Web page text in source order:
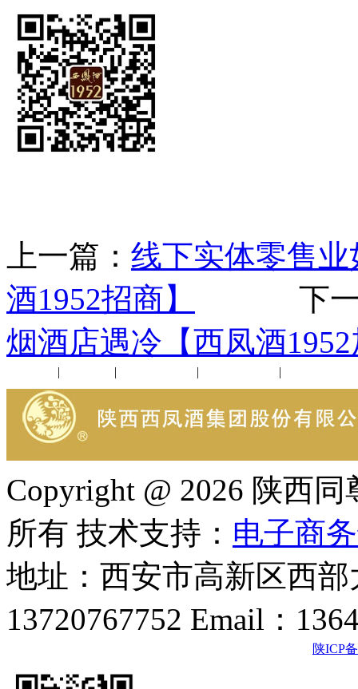
上一篇： 线下实体零售
酒1952招商】
下一
烟酒店遇冷【西凤酒
| | | |
Copyright @ 2026 陕西
所有 技术支持： 电子商
地址：西安市高新区西
13720767752 Email：
陕ICP